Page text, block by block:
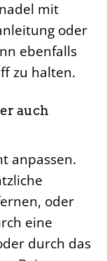
mit
oder
ebenfalls
zu halten.
auch
anpassen.
oder
eine
durch das